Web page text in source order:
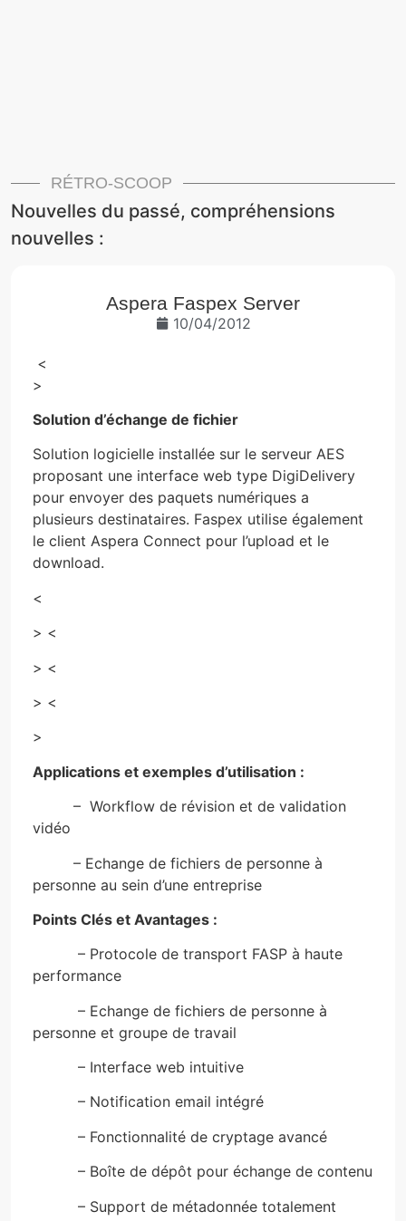
RÉTRO-SCOOP
Nouvelles du passé, compréhensions
nouvelles :
Aspera Faspex Server
10/04/2012
<
>
Solution d’échange de fichier
Solution logicielle installée sur le serveur AES
proposant une interface web type DigiDelivery
pour envoyer des paquets numériques a
plusieurs destinataires. Faspex utilise également
le client Aspera Connect pour l’upload et le
download.
<
> <
> <
> <
>
Applications et exemples d’utilisation :
– Workflow de révision et de validation
vidéo
– Echange de fichiers de personne à
personne au sein d’une entreprise
Points Clés et Avantages :
– Protocole de transport FASP à haute
performance
– Echange de fichiers de personne à
personne et groupe de travail
– Interface web intuitive
– Notification email intégré
– Fonctionnalité de cryptage avancé
– Boîte de dépôt pour échange de contenu
– Support de métadonnée totalement